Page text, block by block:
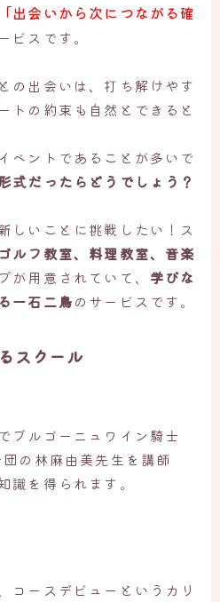
「出会いから次につながる確
ビスです。
の出会いは、打ち解けやす
トの約束も自然とできると
ベントであることが多いで
式だったらどうでしょう？
しいことに挑戦したい！ス
ルフ教室、料理教室、音楽
が用意されていて、 学びな
一石二鳥のサービスです。
スクール
ブルゴーニュワイン騎士
の林麻由美先生を講師
識を得られます。
コースデビューというカリ